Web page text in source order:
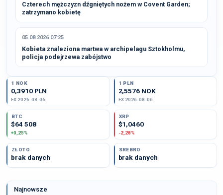
Czterech mężczyzn dźgniętych nożem w Covent Garden;
zatrzymano kobietę
05.08.2026 07:25
Kobieta znaleziona martwa w archipelagu Sztokholmu,
policja podejrzewa zabójstwo
1 NOK
0,3910 PLN
FX 2026-08-06
1 PLN
2,5576 NOK
FX 2026-08-06
BTC
$64 508
+0,25%
XRP
$1,0460
-2,28%
ZŁOTO
brak danych
SREBRO
brak danych
Najnowsze